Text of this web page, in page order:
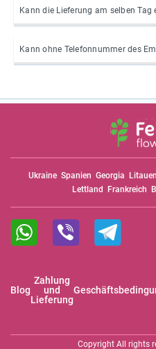
Kann die Lieferung am selben Tag
Kann ohne Telefonnummer des
Ukraine Spanien Georgia Litauen
Lettland
Frankreich
Blog
Zahlung
und
Lieferung
Copyright All rights